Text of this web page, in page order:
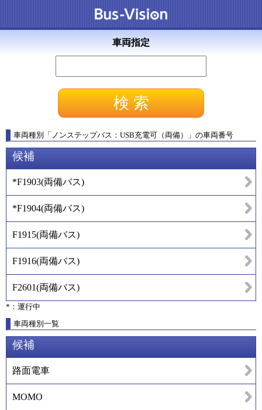
車両指定
車両種別 「 ノンステップバス：USB充電可（両備） 」 の車両番号
候補
*F1903(両備バス)
*F1904(両備バス)
F1915(両備バス)
F1916(両備バス)
F2601(両備バス)
*：運行中
車両種別一覧
候補
路面電車
MOMO